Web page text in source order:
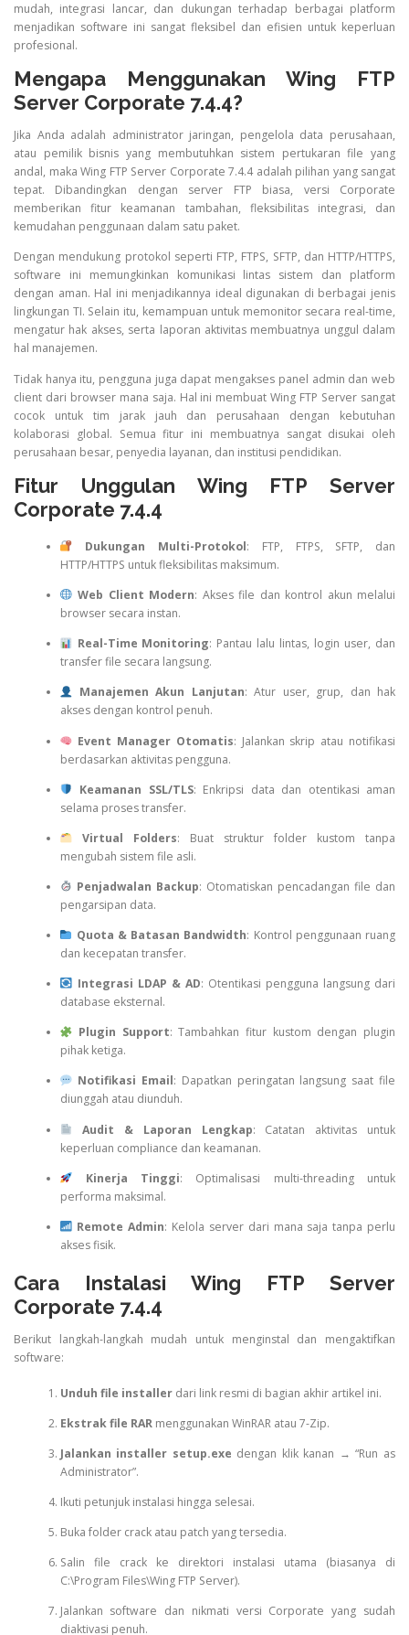
mudah, integrasi lancar, dan dukungan terhadap berbagai platform
menjadikan software ini sangat fleksibel dan efisien untuk keperluan
profesional.
Mengapa Menggunakan Wing FTP
Server Corporate 7.4.4?
Jika Anda adalah administrator jaringan, pengelola data perusahaan,
atau pemilik bisnis yang membutuhkan sistem pertukaran file yang
andal, maka Wing FTP Server Corporate 7.4.4 adalah pilihan yang sangat
tepat. Dibandingkan dengan server FTP biasa, versi Corporate
memberikan fitur keamanan tambahan, fleksibilitas integrasi, dan
kemudahan penggunaan dalam satu paket.
Dengan mendukung protokol seperti FTP, FTPS, SFTP, dan HTTP/HTTPS,
software ini memungkinkan komunikasi lintas sistem dan platform
dengan aman. Hal ini menjadikannya ideal digunakan di berbagai jenis
lingkungan TI. Selain itu, kemampuan untuk memonitor secara real-time,
mengatur hak akses, serta laporan aktivitas membuatnya unggul dalam
hal manajemen.
Tidak hanya itu, pengguna juga dapat mengakses panel admin dan web
client dari browser mana saja. Hal ini membuat Wing FTP Server sangat
cocok untuk tim jarak jauh dan perusahaan dengan kebutuhan
kolaborasi global. Semua fitur ini membuatnya sangat disukai oleh
perusahaan besar, penyedia layanan, dan institusi pendidikan.
Fitur Unggulan Wing FTP Server
Corporate 7.4.4
Dukungan Multi-Protokol: FTP, FTPS, SFTP, dan
HTTP/HTTPS untuk fleksibilitas maksimum.
Web Client Modern: Akses file dan kontrol akun melalui
browser secara instan.
Real-Time Monitoring: Pantau lalu lintas, login user, dan
transfer file secara langsung.
Manajemen Akun Lanjutan: Atur user, grup, dan hak
akses dengan kontrol penuh.
Event Manager Otomatis: Jalankan skrip atau notifikasi
berdasarkan aktivitas pengguna.
Keamanan SSL/TLS: Enkripsi data dan otentikasi aman
selama proses transfer.
Virtual Folders: Buat struktur folder kustom tanpa
mengubah sistem file asli.
Penjadwalan Backup: Otomatiskan pencadangan file dan
pengarsipan data.
Quota & Batasan Bandwidth: Kontrol penggunaan ruang
dan kecepatan transfer.
Integrasi LDAP & AD: Otentikasi pengguna langsung dari
database eksternal.
Plugin Support: Tambahkan fitur kustom dengan plugin
pihak ketiga.
Notifikasi Email: Dapatkan peringatan langsung saat file
diunggah atau diunduh.
Audit & Laporan Lengkap: Catatan aktivitas untuk
keperluan compliance dan keamanan.
Kinerja Tinggi: Optimalisasi multi-threading untuk
performa maksimal.
Remote Admin: Kelola server dari mana saja tanpa perlu
akses fisik.
Cara Instalasi Wing FTP Server
Corporate 7.4.4
Berikut langkah-langkah mudah untuk menginstal dan mengaktifkan
software:
Unduh file installerdari link resmi di bagian akhir artikel ini.
Ekstrak file RARmenggunakan WinRAR atau 7-Zip.
Jalankan installer setup.exe dengan klik kanan → “Run as
Administrator”.
Ikuti petunjuk instalasi hingga selesai.
Buka folder crack atau patch yang tersedia.
Salin file crack ke direktori instalasi utama (biasanya di
C:\Program Files\Wing FTP Server).
Jalankan software dan nikmati versi Corporate yang sudah
diaktivasi penuh.